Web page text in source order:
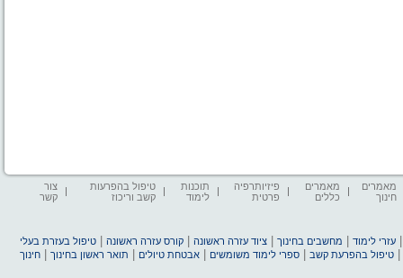
מאמרים
חינוך
מאמרים
כללים
פיזיותרפיה
פרטית
תוכנות
לימוד
טיפול בהפרעות
קשב וריכוז
צור
קשר
עזרי לימוד מחשבים בחינוך |ציוד עזרה ראשונה |קורס עזרה ראשונה |טיפול בעזרת בעלי
|טיפול בהפרעת קשב |ספרי לימוד משומשים |אבטחת טיולים תואר ראשון בחינוך |חינוך